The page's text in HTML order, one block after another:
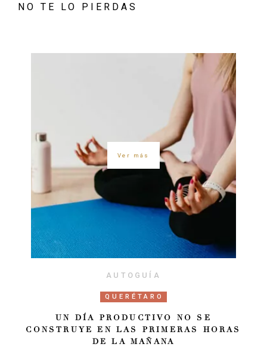
NO TE LO PIERDAS
Ver más
AUTOGUÍA
QUERÉTARO
UN DÍA PRODUCTIVO NO SE
CONSTRUYE EN LAS PRIMERAS HORAS
DE LA MAÑANA